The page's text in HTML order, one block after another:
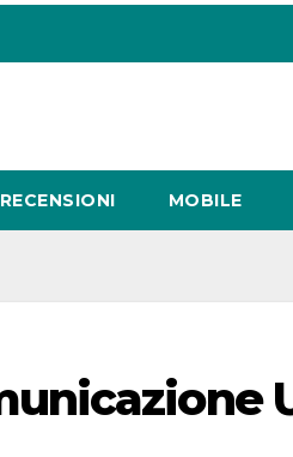
RECENSIONI MOBILE